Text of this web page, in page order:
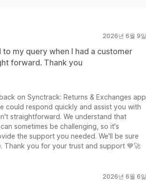
2026년 6월 9일
my query when I had a customer
forward. Thank you
on Synctrack: Returns & Exchanges app
could respond quickly and assist you with
straightforward. We understand that
sometimes be challenging, so it's
the support you needed. We'll be sure
Thank you for your trust and support 💙🚀
2026년 6월 6일